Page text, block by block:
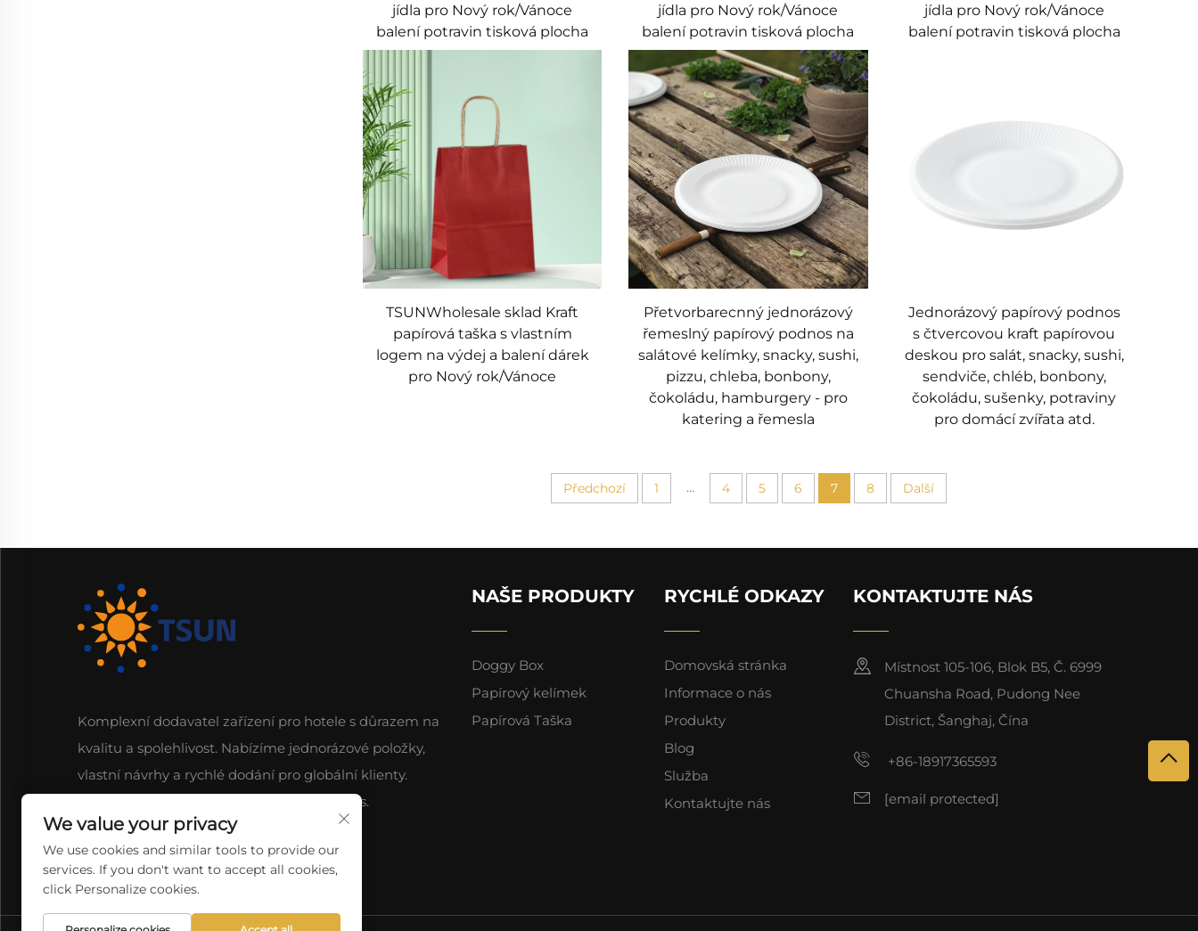
jídla pro Nový rok/Vánoce
balení potravin tisková plocha
jídla pro Nový rok/Vánoce
balení potravin tisková plocha
jídla pro Nový rok/Vánoce
balení potravin tisková plocha
TSUNWholesale sklad Kraft
papírová taška s vlastním
logem na výdej a balení dárek
pro Nový rok/Vánoce
Přetvorbarecnný jednorázový
řemeslný papírový podnos na
salátové kelímky, snacky, sushi,
pizzu, chleba, bonbony,
čokoládu, hamburgery - pro
katering a řemesla
Jednorázový papírový podnos
s čtvercovou kraft papírovou
deskou pro salát, snacky, sushi,
sendviče, chléb, bonbony,
čokoládu, sušenky, potraviny
pro domácí zvířata atd.
Předchozí 1 ... 4 5 6 7 8 Další
Komplexní dodavatel zařízení pro hotele s důrazem na
kvalitu a spolehlivost. Nabízíme jednorázové položky,
vlastní návrhy a rychlé dodání pro globální klienty.
Prozkoumejte naši širokou nabídku již dnes.
NAŠE PRODUKTY
Doggy Box
Papírový kelímek
Papírová Taška
RYCHLÉ ODKAZY
Domovská stránka
Informace o nás
Produkty
Blog
Služba
Kontaktujte nás
KONTAKTUJTE NÁS
Místnost 105-106, Blok B5, Č. 6999
Chuansha Road, Pudong Nee
District, Šanghaj, Čína
+86-18917365593
[email protected]
We value your privacy
We use cookies and similar tools to provide our
services. If you don't want to accept all cookies,
click Personalize cookies.